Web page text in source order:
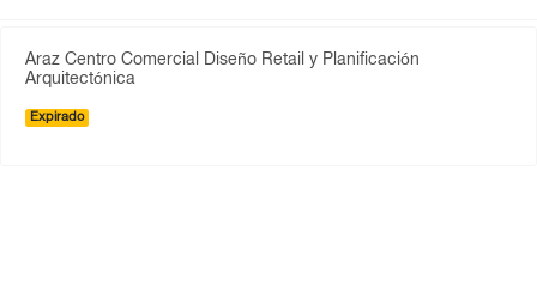
Araz Centro Comercial Diseño Retail y Planificación
Arquitectónica
Expirado